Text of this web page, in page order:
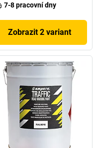
7-8 pracovní dny
Zobrazit 2 variant